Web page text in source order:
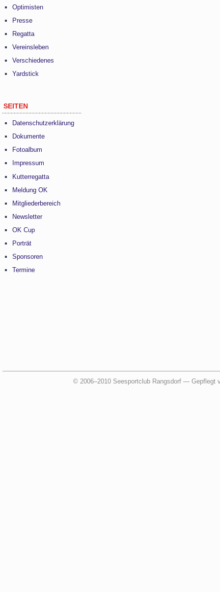
Optimisten
Presse
Regatta
Vereinsleben
Verschiedenes
Yardstick
SEITEN
Datenschutzerklärung
Dokumente
Fotoalbum
Impressum
Kutterregatta
Meldung OK
Mitgliederbereich
Newsletter
OK Cup
Porträt
Sponsoren
Termine
© 2006–2010 Seesportclub Rangsdorf — Gepflegt